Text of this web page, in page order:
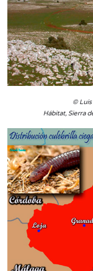
© Luis
Hábitat, Sierra